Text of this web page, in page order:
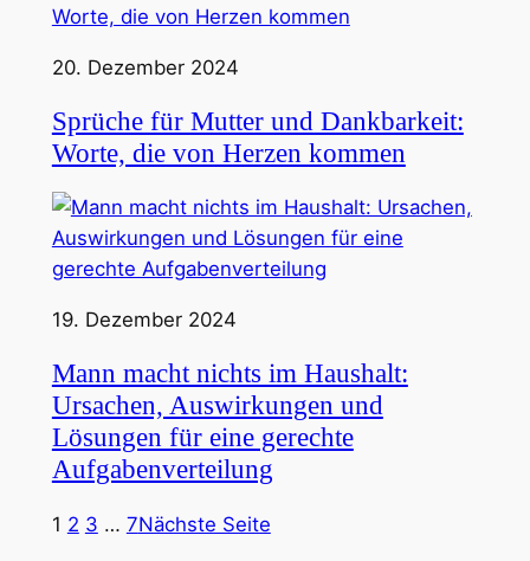
20. Dezember 2024
Sprüche für Mutter und Dankbarkeit:
Worte, die von Herzen kommen
19. Dezember 2024
Mann macht nichts im Haushalt:
Ursachen, Auswirkungen und
Lösungen für eine gerechte
Aufgabenverteilung
1 2 3 … 7Nächste Seite